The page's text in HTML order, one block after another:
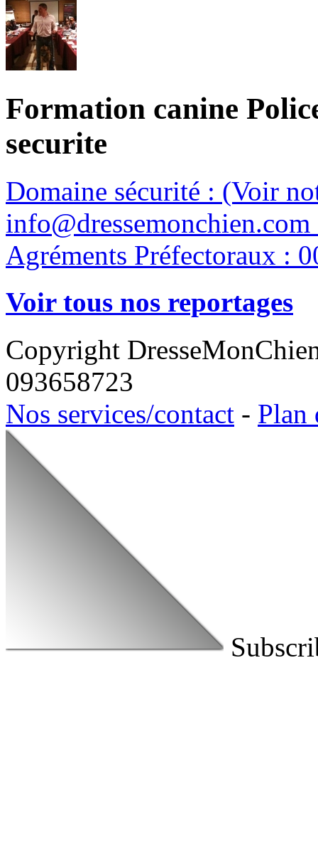
Formation canine
securite
Domaine sécurité : (Voir
Agréments Préfectoraux :
Voir tous nos reportages
Copyright
093658723
Nos services/contact - Plan